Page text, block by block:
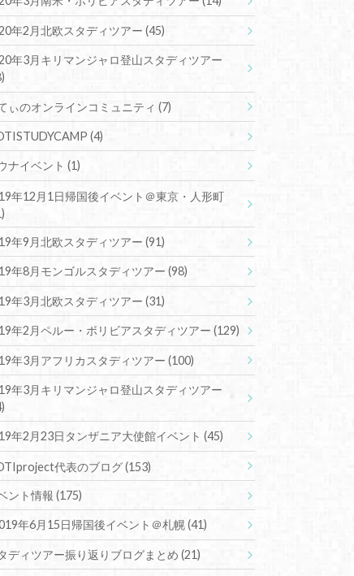
年2月北欧スタディツアー(45)
年3月キリマンジャロ登山スタディツアー
ぃのオンラインコミュニティ(7)
(4)
ナイベント(1)
年12月1日帰国後イベント＠東京・人形町
年9月北欧スタディツアー(91)
年8月モンゴルスタディツアー(98)
年3月北欧スタディツアー(31)
年2月ペルー・ボリビアスタディツアー(129)
年3月アフリカスタディツアー(100)
年3月キリマンジャロ登山スタディツアー
年2月23日タンザニア大使館イベント(45)
代表のブログ(153)
ント情報(175)
年6月15日帰国後イベント＠札幌(41)
ディツアー振り返りブログまとめ(21)